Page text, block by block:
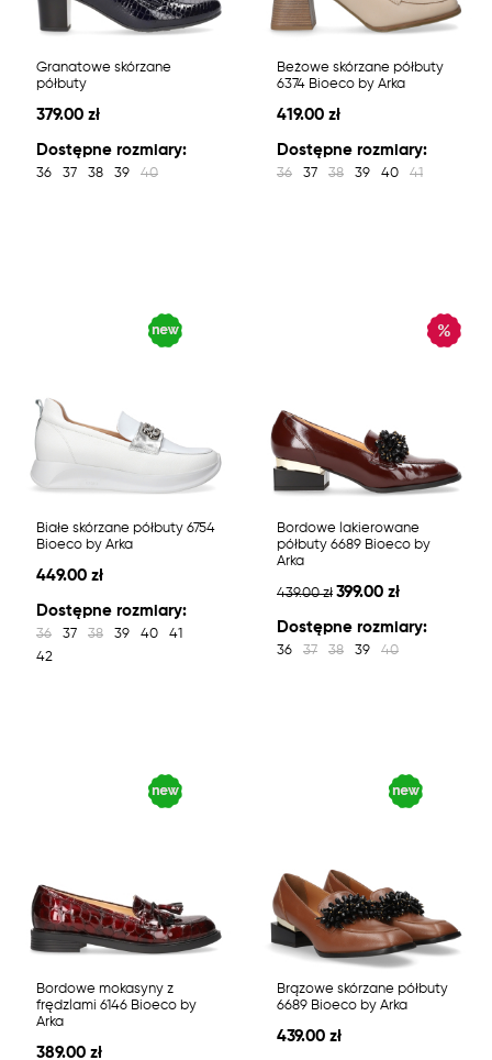
Granatowe skórzane
półbuty
379.00 zł
Dostępne rozmiary:
36 37 38 39 40
Beżowe skórzane półbuty
6374 Bioeco by Arka
419.00 zł
Dostępne rozmiary:
36 37 38 39 40 41
Białe skórzane półbuty 6754
Bioeco by Arka
449.00 zł
Dostępne rozmiary:
36 37 38 39 40
41
42
Bordowe lakierowane
półbuty 6689 Bioeco by
Arka
439.00 zł 399.00 zł
Dostępne rozmiary:
36 37 38 39 40
Bordowe mokasyny z
frędzlami 6146 Bioeco by
Arka
389.00 zł
Brązowe skórzane półbuty
6689 Bioeco by Arka
439.00 zł